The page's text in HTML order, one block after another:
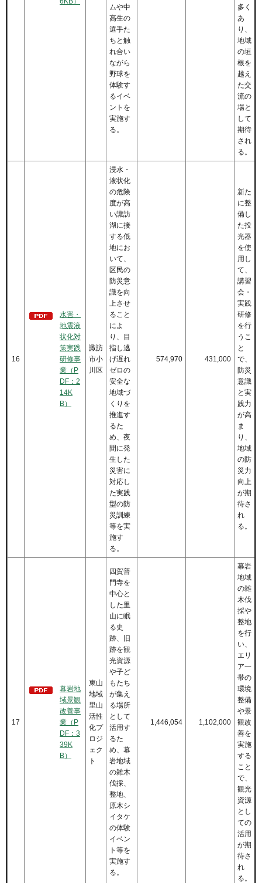
ムや中
高生の
選手た
ちと触
れ合い
ながら
野球を
体験す
るイベ
ントを
実施す
る。
多く
あ
り、
地域
の垣
根を
越え
た交
流の
場と
して
期待
され
る。
16
水害・
地震液
状化対
策実践
研修事
業（P
DF：2
14K
B）
諏訪
市小
川区
浸水・
液状化
の危険
度が高
い諏訪
湖に接
する低
地にお
いて、
区民の
防災意
識を向
上させ
ること
によ
り、目
指し逃
げ遅れ
ゼロの
安全な
地域づ
くりを
推進す
るた
め、夜
間に発
生した
災害に
対応し
た実践
型の防
災訓練
等を実
施す
る。
574,970 431,000
新た
に整
備し
た投
光器
を使
用し
て、
講習
会・
実践
研修
を行
うこ
と
で、
防災
意識
と実
践力
が高
ま
り、
地域
の防
災力
向上
が期
待さ
れ
る。
17
幕岩地
域景観
改善事
業（P
DF：3
39K
B）
東山
地域
里山
活性
化プ
ロジ
ェク
ト
四賀普
門寺を
中心と
した里
山に眠
る史
跡、旧
跡を観
光資源
や子ど
もたち
が集え
る場所
として
活用す
るた
め、幕
岩地域
の雑木
伐採、
整地、
原木シ
イタケ
の体験
イベン
ト等を
実施す
る。
1,446,054 1,102,000
幕岩
地域
の雑
木伐
採や
整地
を行
い、
エリ
ア一
帯の
環境
整備
や景
観改
善を
実施
する
こと
で、
観光
資源
とし
ての
活用
が期
待さ
れ
る。